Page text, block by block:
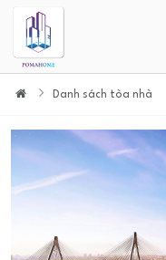
Danh sách tòa nhà